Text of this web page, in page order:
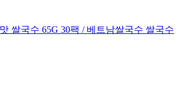
쌀국수 65G 30팩 / 베트남쌀국수 쌀국수